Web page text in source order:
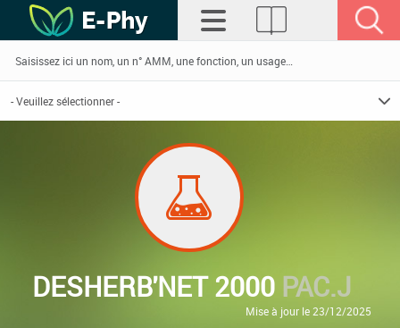
DESHERB'NET 2000 PAC.J
Mise à jour le 23/12/2025